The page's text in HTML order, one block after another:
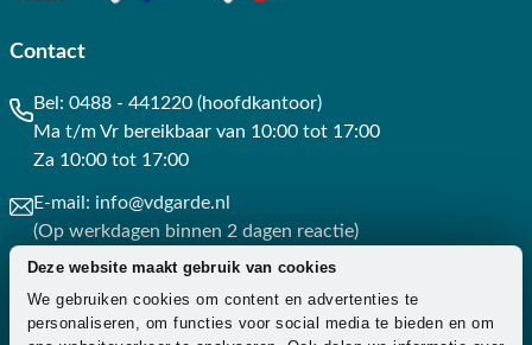
Deze website maakt gebruik van cookies
We gebruiken cookies om content en advertenties te
personaliseren, om functies voor social media te bieden en om
Contact
Bel: 0488 - 441220 (hoofdkantoor)
Ma t/m Vr bereikbaar van 10:00 tot 17:00
Za 10:00 tot 17:00
E-mail: info@vdgarde.nl
(Op werkdagen binnen 2 dagen reactie)
Whatsapp: 0488441220
(Op werkdagen binnen 3 uur reactie)